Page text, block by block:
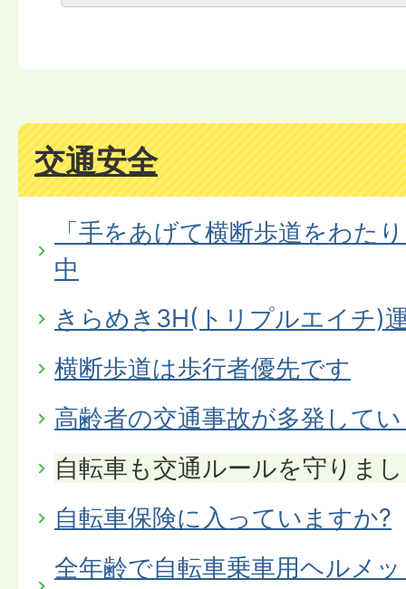
交通安全
「手をあげて横断歩道をわた
中
きらめき3H(トリプルエイチ)
横断歩道は歩行者優先です
高齢者の交通事故が多発して
自転車も交通ルールを守りま
自転車保険に入っていますか?
全年齢で自転車乗車用ヘルメ